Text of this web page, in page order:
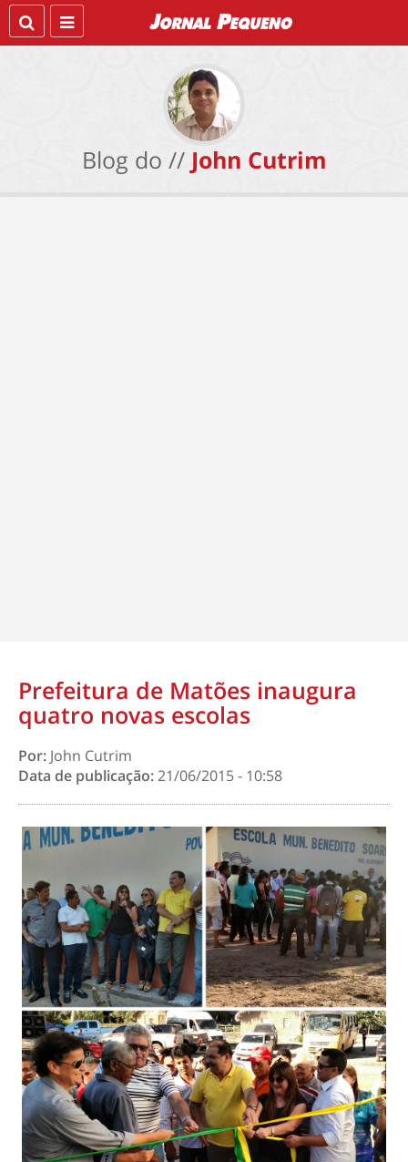
Blog do // John Cutrim
Prefeitura de Matões inaugura
quatro novas escolas
Por: John Cutrim
Data de publicação:21/06/2015 - 10:58